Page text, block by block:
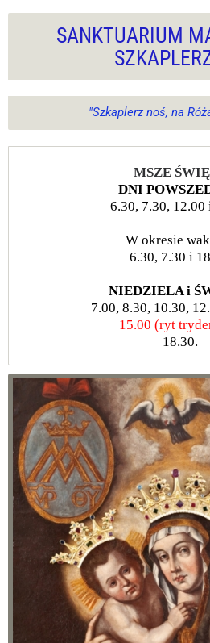
SANKTUARIUM
"Szkaplerz noś, na
MSZE
DNI
6.30, 7.30, 12.00
W okresie
6.30, 7.30 i
NIEDZIELA i
7.00, 8.30, 10.30,
15.00 (ryt
18.30.